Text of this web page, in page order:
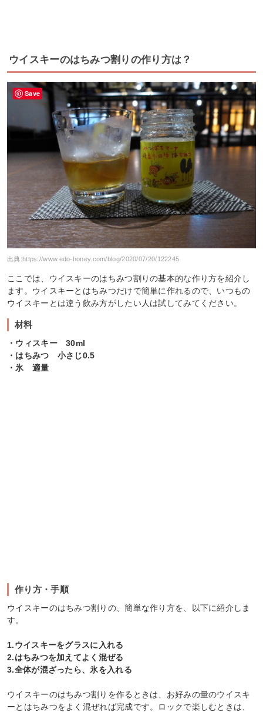
ウイスキーのはちみつ割りの作り方は？
出典:https://www.edo-honey.com/blog/2020/07/20/122245
ここでは、ウイスキーのはちみつ割りの基本的な作り方を紹介し
ます。ウイスキーとはちみつだけで簡単に作れるので、いつもの
ウイスキーとは違う飲み方がしたい人は試してみてください。
材料
・ウィスキー 30ml
・はちみつ 小さじ0.5
・氷 適量
作り方・手順
ウイスキーのはちみつ割りの、簡単な作り方を、以下に紹介しま
す。
1.ウイスキーをグラスに入れる
2.はちみつを加えてよく混ぜる
3.全体が混ざったら、氷を入れる
ウイスキーのはちみつ割りを作るときは、お好みの量のウイスキ
ーとはちみつをよく混ぜれば完成です。ロックで楽しむときは、
Save